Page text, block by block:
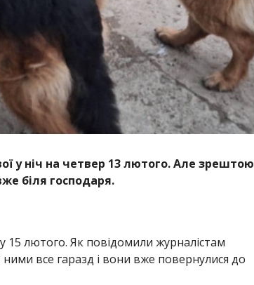
у ніч на четвер 13 лютого. Але зрештою
біля господаря.
15 лютого. Як повідомили журналістам
все гаразд і вони вже повернулися до